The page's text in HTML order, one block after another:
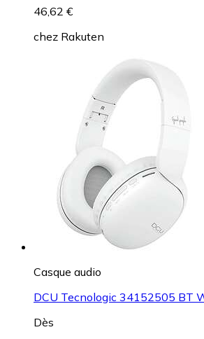
46,62 €
chez Rakuten
Casque audio
DCU Tecnologic 34152505 BT
Dès